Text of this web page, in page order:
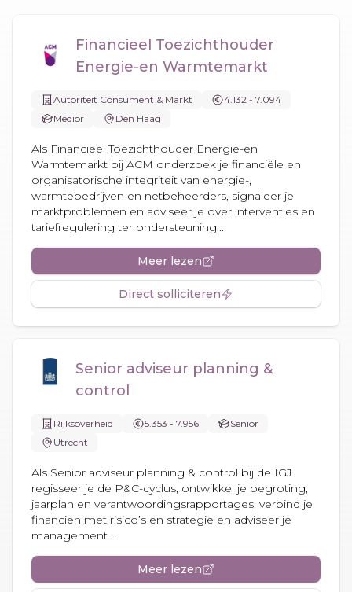
Financieel Toezichthouder
Energie-en Warmtemarkt
Autoriteit Consument & Markt
4.132 - 7.094
Medior
Den Haag
Als Financieel Toezichthouder Energie-en
Warmtemarkt bij ACM onderzoek je financiële en
organisatorische integriteit van energie-,
warmtebedrijven en netbeheerders, signaleer je
marktproblemen en adviseer je over interventies en
tariefregulering ter ondersteuning...
Meer lezen
Direct solliciteren
Senior adviseur planning &
control
Rijksoverheid 5.353 - 7.956
Senior
Utrecht
Als Senior adviseur planning & control bij de IGJ
regisseer je de P&C-cyclus, ontwikkel je begroting,
jaarplan en verantwoordingsrapportages, verbind je
financiën met risico’s en strategie en adviseer je
management...
Meer lezen